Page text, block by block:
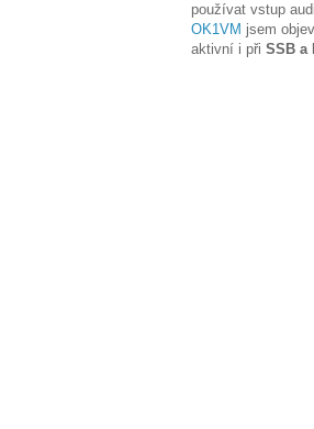
používat vstup
OK1VM jsem
aktivní i při SSB a